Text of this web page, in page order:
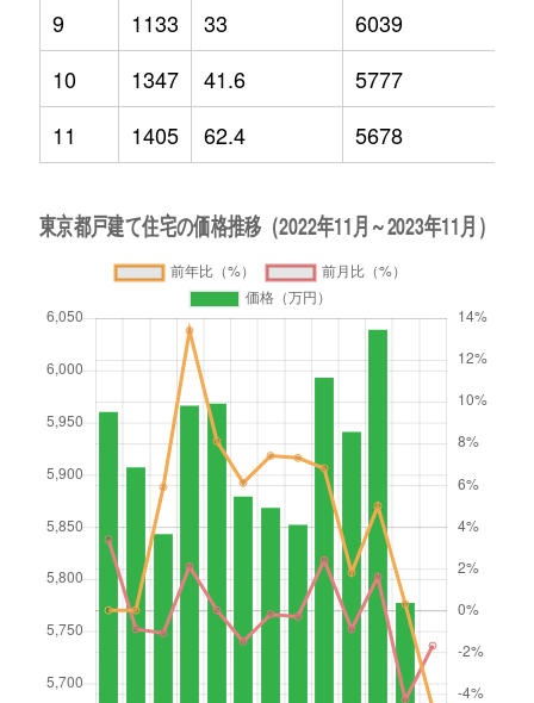
9
1133 33 6039
10
1347 41.6 5777
11
1405 62.4 5678